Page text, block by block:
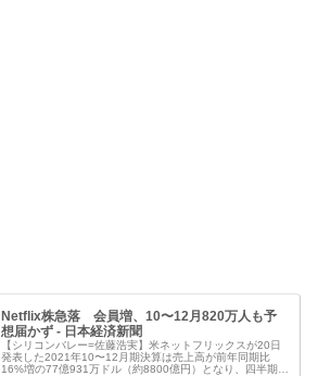
Netflix株急落 会員増、10〜12月820万人も予
想届かず - 日本経済新聞
【シリコンバレー=佐藤浩実】米ネットフリックスが20日
発表した2021年10〜12月期決算は売上高が前年同期比
16%増の77億931万ドル（約8800億円）となり、四半期ベ